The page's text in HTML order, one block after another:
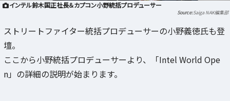
インテル鈴木国正社長＆カプコン小野統括プロデューサー
Saiga NAK編集部
ストリートファイター統括プロデューサーの小野義徳氏も登
壇。
ここから小野統括プロデューサーより、「Intel World Ope
n」の詳細の説明が始まります。